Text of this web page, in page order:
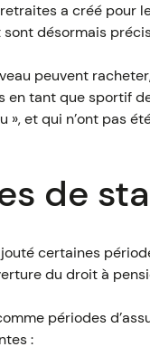
a créé pour
désormais
peuvent
en tant que sportif
», et qui n’ont pas
de
certaines
du droit à
périodes
: